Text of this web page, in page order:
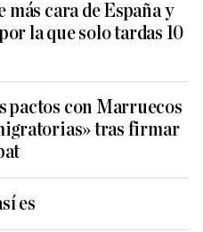
más cara de España y
la que solo tardas 10
pactos con Marruecos
tras firmar
es